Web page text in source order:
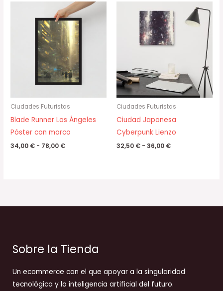
Ciudades Futuristas
Blade Runner Los Ángeles
Póster con marco
34,00 € - 78,00 €
Rango
de
precios:
desde
34,00 €
hasta
78,00 €
Ciudades Futuristas
Ciudad Japonesa
Cyberpunk Lienzo
32,50 € - 36,00 €
de
precios:
desde
32,50 €
hasta
Sobre la Tienda
Un ecommerce con el que apoyar a la singularidad
tecnológica y la inteligencia artificial del futuro.